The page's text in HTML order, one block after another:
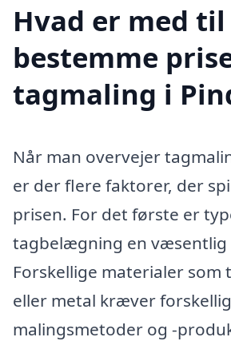
Hvad er med
bestemme
tagmaling i
Når man overvejer
er der flere faktorer, der
prisen. For det første er
tagbelægning en væsentlig
Forskellige materialer som
eller metal kræver
malingsmetoder og -